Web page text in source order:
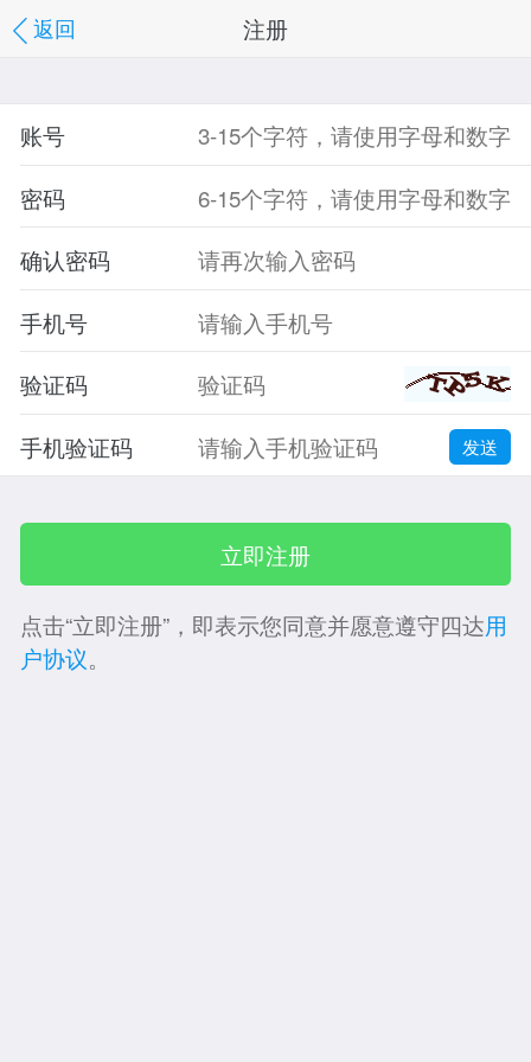
返回 注册
账号
密码
确认密码
手机号
验证码
手机验证码
发送
点击“立即注册”，即表示您同意并愿意遵守四达用
户协议。